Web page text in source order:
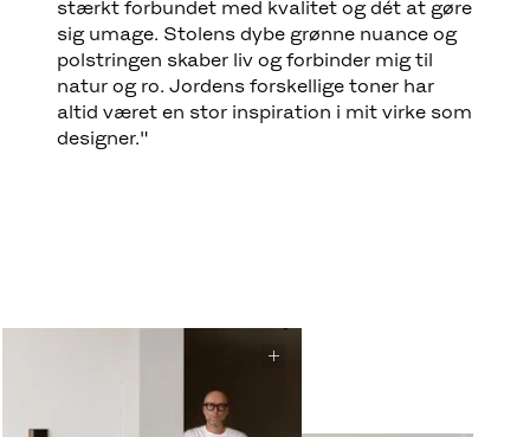
stærkt forbundet med kvalitet og dét at gøre
sig umage. Stolens dybe grønne nuance og
polstringen skaber liv og forbinder mig til
natur og ro. Jordens forskellige toner har
altid været en stor inspiration i mit virke som
designer."